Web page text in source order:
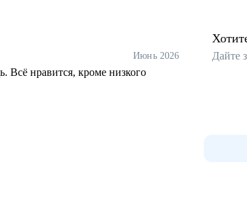
Июнь 2026
Всё нравится, кроме низкого
Дайте